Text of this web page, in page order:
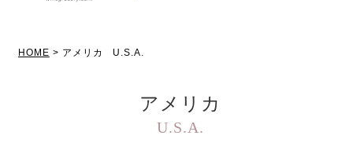
HOME アメリカ U.S.A.
アメリカ
U.S.A.